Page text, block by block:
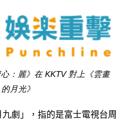
：麗》在 KKTV 對上《雲畫
的月光》
劇」，指的是富士電視台周